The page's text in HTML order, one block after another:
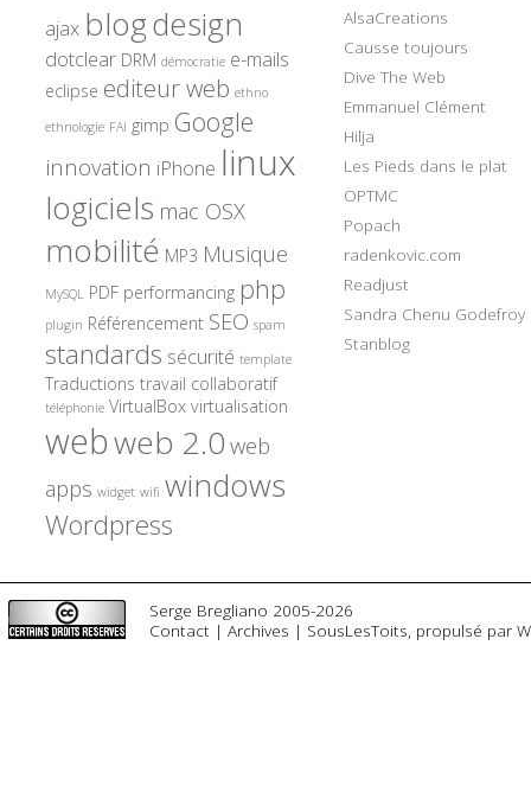
ajax blogdesign
dotclear DRM démocratie e-mails
eclipse editeur web ethno
ethnologie FAI gimp Google
innovation iPhone linux
logiciels mac OSX
mobilité MP3 Musique
MySQL PDF performancing php
plugin Référencement SEO spam
standards sécurité template
Traductions travail collaboratif
téléphonie VirtualBox virtualisation
webweb 2.0 web
apps widget wifi windows
Wordpress
AlsaCreations
Causse toujours
Dive The Web
Emmanuel Clément
Hilja
Les Pieds dans le plat
OPTMC
Popach
radenkovic.com
Readjust
Sandra Chenu Godefroy
Stanblog
Serge Bregliano 2005-2026
Contact | Archives | SousLesToits , propulsé par